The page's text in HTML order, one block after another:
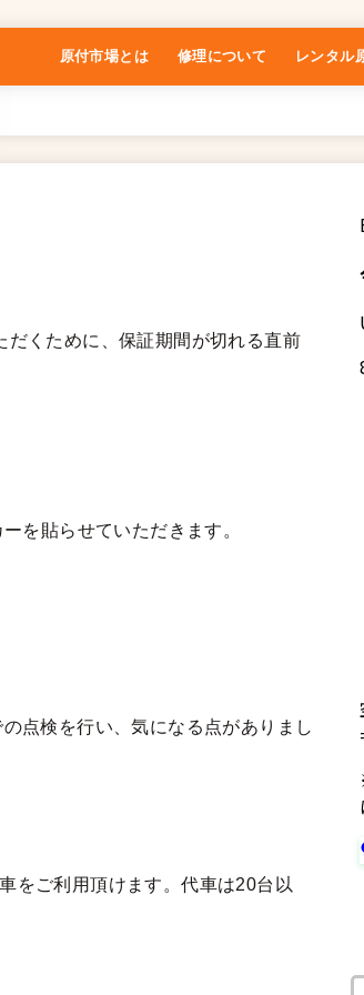
原付市場とは 修理について レンタル
くために、保証期間が切れる直前
を貼らせていただきます。
点検を行い、気になる点がありまし
をご利用頂けます。代車は20台以